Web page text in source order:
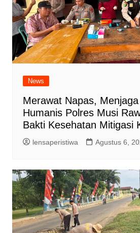
News
Merawat Napas,
Humanis Polres Musi
Bakti Kesehatan Mitigasi
lensaperistiwa Agustus 6,